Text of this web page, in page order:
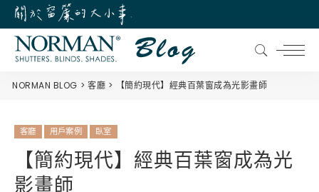
NORMAN BLOG 客廳 【簡約現代】經典百葉窗成為光影畫師
客廳 用戶案例 臥室
【簡約現代】經典百葉窗成為光
影畫師